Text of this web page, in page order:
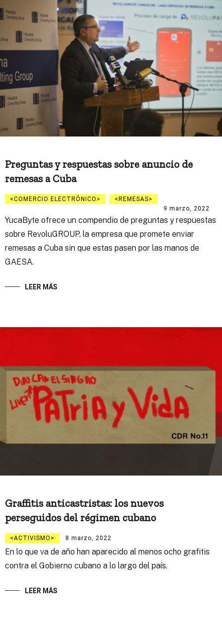
Preguntas y respuestas sobre anuncio de
remesas a Cuba
COMERCIO ELECTRÓNICO
REMESAS
9 marzo, 2022
YucaByte ofrece un compendio de preguntas y respuestas
sobre RevoluGROUP, la empresa que promete enviar
remesas a Cuba sin que estas pasen por las manos de
GAESA.
LEER MÁS
Graffitis anticastristas: los nuevos
perseguidos del régimen cubano
ACTIVISMO 8 marzo, 2022
En lo que va de año han aparecido al menos ocho grafitis
contra el Gobierno cubano a lo largo del país.
LEER MÁS